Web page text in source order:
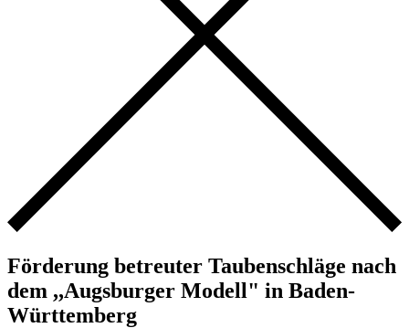
Förderung betreuter Taubenschläge nach
dem ,,Augsburger Modell" in Baden-
Württemberg